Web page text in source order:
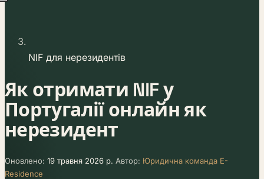
NIF для нерезидентів
Як отримати NIF у
Португалії онлайн як
нерезидент
Оновлено: 19 травня 2026 р. Автор: Юридична команда E-
Residence